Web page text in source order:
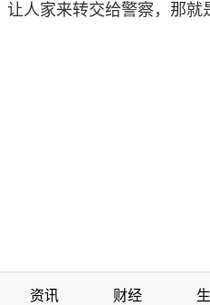
人家来转交给警察，那
资讯 财经